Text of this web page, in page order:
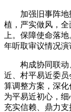
加强旧事阵地
植，严实做风，
上。保障使命落
年听取审议情况演
构成协同联动
近、村平易近委
算调整方案，深
为平易近初心，
充实信赖、鼎力